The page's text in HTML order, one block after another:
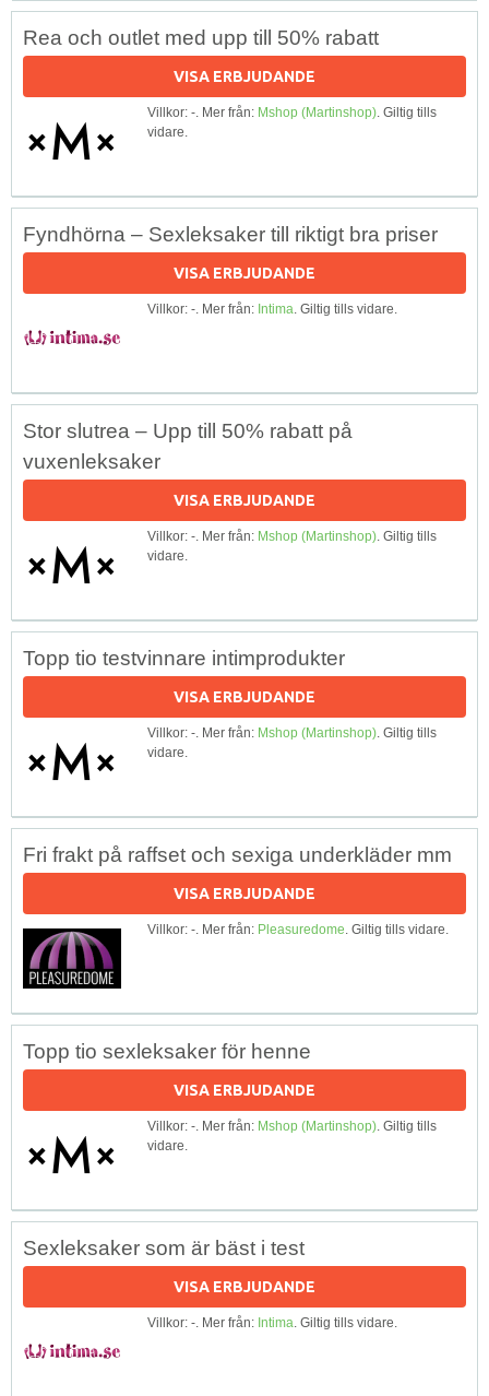
Rea och outlet med upp till 50% rabatt
VISA ERBJUDANDE
Villkor: -. Mer från: Mshop (Martinshop). Giltig tills
vidare.
Fyndhörna – Sexleksaker till riktigt bra priser
VISA ERBJUDANDE
Villkor: -. Mer från: Intima. Giltig tills vidare.
Stor slutrea – Upp till 50% rabatt på
vuxenleksaker
VISA ERBJUDANDE
Villkor: -. Mer från: Mshop (Martinshop). Giltig tills
vidare.
Topp tio testvinnare intimprodukter
VISA ERBJUDANDE
Villkor: -. Mer från: Mshop (Martinshop). Giltig tills
vidare.
Fri frakt på raffset och sexiga underkläder mm
VISA ERBJUDANDE
Villkor: -. Mer från: Pleasuredome. Giltig tills vidare.
Topp tio sexleksaker för henne
VISA ERBJUDANDE
Villkor: -. Mer från: Mshop (Martinshop). Giltig tills
vidare.
Sexleksaker som är bäst i test
VISA ERBJUDANDE
Villkor: -. Mer från: Intima. Giltig tills vidare.